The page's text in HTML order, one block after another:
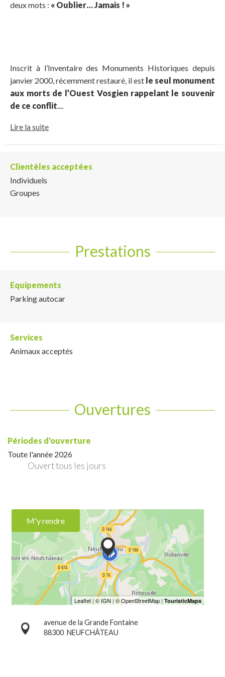
deux mots : « Oublier… Jamais ! »
Inscrit à l’Inventaire des Monuments Historiques depuis
janvier 2000, récemment restauré, il est le seul monument
aux morts de l’Ouest Vosgien rappelant le souvenir
de ce conflit....
Lire la suite
Clientèles acceptées
Individuels
Groupes
Prestations
Equipements
Parking autocar
Services
Animaux acceptés
Ouvertures
Périodes d'ouverture
Toute l'année 2026
Ouverttous les jours
M'y rendre
avenue de la Grande Fontaine
88300 NEUFCHÂTEAU